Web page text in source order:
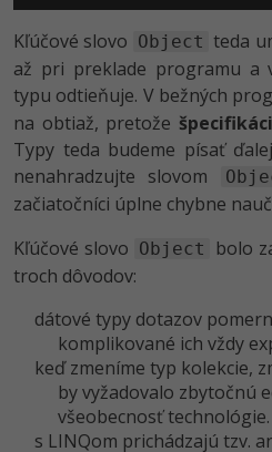
Kľúčové slovo Object teda
až pri preklade programu a
typu odtieňuje. V bežných
na obtiaž, pretože
Typy teda budeme písať
nenahradzujte slovom
začiatočníci úplne chybne
Kľúčové slovo Object
bolo
troch dôvodov:
dátové typy dotazov
komplikované ich vždy
keď zmeníme typ kolekcie,
by vyžadovalo zbytočnú
všeobecnosť technológie.
s LINQom prichádzajú tzv.